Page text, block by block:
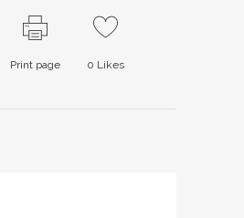
Print page 0 Likes